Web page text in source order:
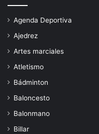
Agenda Deportiva
Ajedrez
Artes marciales
Atletismo
Bádminton
Baloncesto
Balonmano
Billar